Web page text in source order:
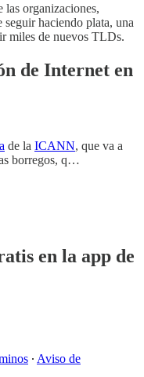
las organizaciones,
haciendo plata, una
miles de nuevos TLDs.
de Internet en
de la ICANN, que va a
borregos, q…
en la app de
∙ Aviso de